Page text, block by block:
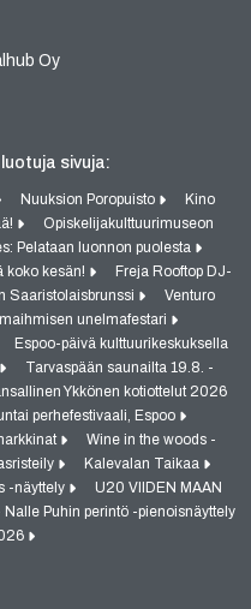
Oy
sivuja:
Nuuksion Poropuisto
Kino
Opiskelijakulttuurimuseon
Pelataan luonnon puolesta
koko kesän!
Freja Rooftop DJ-
Saaristolaisbrunssi
Venturo
unelmafestari
Espoo-päivä kulttuurikeskuksella
Tarvaspään saunailta 19.8. -
Ykkönen kotiottelut 2026
perhefestivaali, Espoo
Wine in the woods -
Kalevalan Taikaa
-näyttely
U20 VIIDEN MAAN
Puhin perintö -pienoisnäyttely